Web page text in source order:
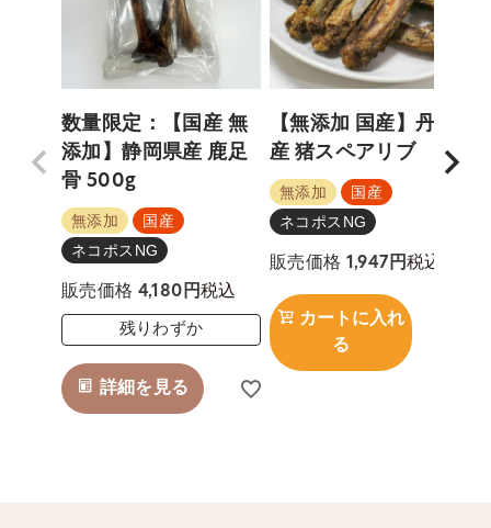
数量限定：【国産 無
添加】静岡県産 鹿足
骨 500g
無添加
国産
ネコポスNG
販売価格 4,180 税込
残りわずか
詳細を見る
【無添加 国産】丹波
産 猪スペアリブ
無添加
国産
ネコポスNG
販売価格 1,947 税込
カートに入れ
る